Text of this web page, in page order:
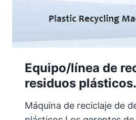
a
d
e
e
Equipo/línea de
residuos plásticos.
Máquina de reciclaje de